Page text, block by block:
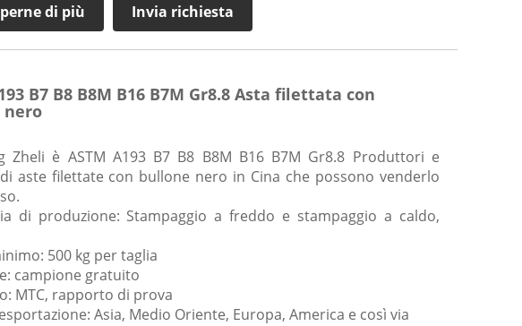
di più Invia richiesta
B7 B8 B8M B16 B7M Gr8.8 Asta filettata con
nero
Zheli è ASTM A193 B7 B8 B8M B16 B7M Gr8.8 Produttori e
aste filettate con bullone nero in Cina che possono venderlo
di produzione: Stampaggio a freddo e stampaggio a caldo,
500 kg per taglia
campione gratuito
MTC, rapporto di prova
Asia, Medio Oriente, Europa, America e così via